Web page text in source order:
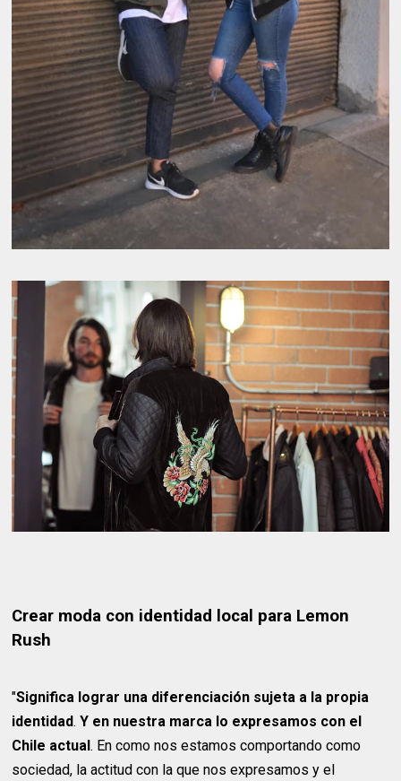
Crear moda con identidad local para Lemon
Rush
"Significa lograr una diferenciación sujeta a la propia
identidad.Y en nuestra marca lo expresamos con el
Chile actual. En como nos estamos comportando como
sociedad, la actitud con la que nos expresamos y el